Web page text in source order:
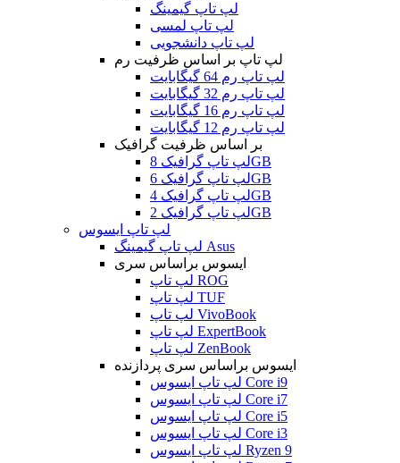
لپ تاپ گیمینگ
لپ تاپ لمسی
لپ تاپ دانشجویی
لپ تاپ بر اساس ظرفیت رم
لپ تاپ رم 64 گیگابایت
لپ تاپ رم 32 گیگابایت
لپ تاپ رم 16 گیگابایت
لپ تاپ رم 12 گیگابایت
بر اساس ظرفیت گرافیک
لپ تاپ گرافیک 8GB
لپ تاپ گرافیک 6GB
لپ تاپ گرافیک 4GB
لپ تاپ گرافیک 2GB
لپ تاپ ایسوس
لپ تاپ گیمینگ Asus
ایسوس براساس سری
لپ تاپ ROG
لپ تاپ TUF
لپ تاپ VivoBook
لپ تاپ ExpertBook
لپ تاپ ZenBook
ایسوس براساس سری پردازنده
لپ تاپ ایسوس Core i9
لپ تاپ ایسوس Core i7
لپ تاپ ایسوس Core i5
لپ تاپ ایسوس Core i3
لپ تاپ ایسوس Ryzen 9